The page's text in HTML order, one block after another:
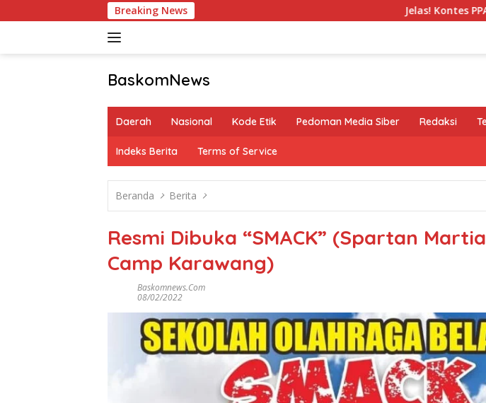
ke
Breaking News Jelas! Kontes PPAKN 2026 di
BaskomNews
Berita,
dan
Daerah Nasional Kode Etik Pedoman Media Siber Redaksi
Indeks Berita Terms of Service
Beranda Berita
Resmi Dibuka “SMACK” (Spartan
Camp Karawang)
Baskomnews.com
08/02/2022